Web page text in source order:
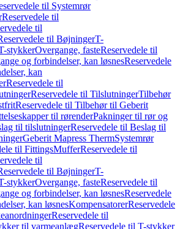
til Systemrør
Reservedele til
til
til BøjningerT-
stykkerOvergange, fasteReservedele til
og forbindelser, kan løsnesReservedele
kan
Reservedele til
Reservedele til TilslutningerTilbehør
Reservedele til Tilbehør til Geberit
til rørenderPakninger til rør og
til tilslutningerReservedele til Beslag til
Geberit Mapress ThermSystemrør
til FittingsMufferReservedele til
til
til BøjningerT-
stykkerOvergange, fasteReservedele til
og forbindelser, kan løsnesReservedele
kan løsnesKompensatorerReservedele
Reservedele til
til varmeanlægReservedele til T-stykker